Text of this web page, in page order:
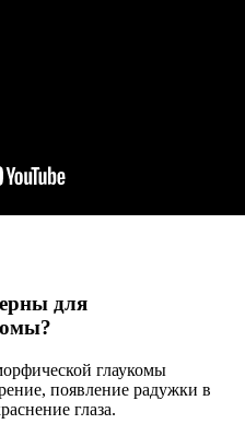
для
глаукомы
появление радужки в
глаза.